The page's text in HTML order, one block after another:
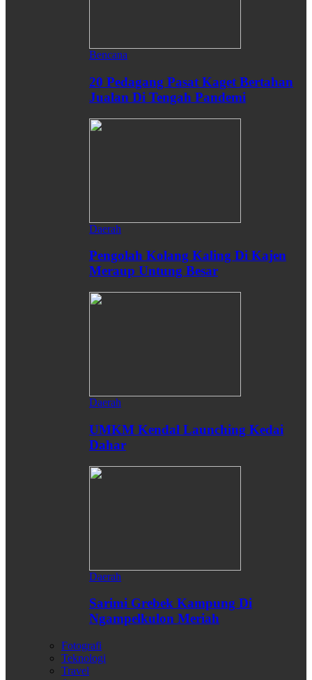
Bencana
20 Pedagang Pasat Kaget Bertahan
Jualan Di Tengah Pandemi
Daerah
Pengolah Kolang Kaling Di Kajen
Meraup Untung Besar
Daerah
UMKM Kendal Launching Kedai
Dahar
Daerah
Sarimi Grebek Kampung Di
Ngampelkulon Meriah
Fotografi
Teknologi
Travel